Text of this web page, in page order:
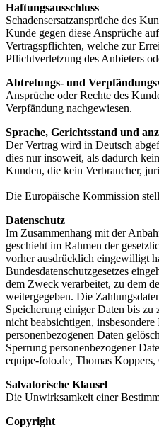
Haftungsausschluss
Schadensersatzansprüche des
Kunde gegen diese Ansprüche
Vertragspflichten, welche zur
Pflichtverletzung des Anbieters
Abtretungs- und
Ansprüche oder Rechte des
Verpfändung nachgewiesen.
Sprache, Gerichtsstand und
Der Vertrag wird in Deutsch
dies nur insoweit, als dadurch
Kunden, die kein Verbraucher,
Die Europäische Kommission
Datenschutz
Im Zusammenhang mit der
geschieht im Rahmen der
vorher ausdrücklich eingewilligt
Bundesdatenschutzgesetzes
dem Zweck verarbeitet, zu dem
weitergegeben. Die
Speicherung einiger Daten bis zu
nicht beabsichtigen,
personenbezogenen Daten
Sperrung personenbezogener
equipe-foto.de, Thomas
Salvatorische Klausel
Die Unwirksamkeit einer
Copyright